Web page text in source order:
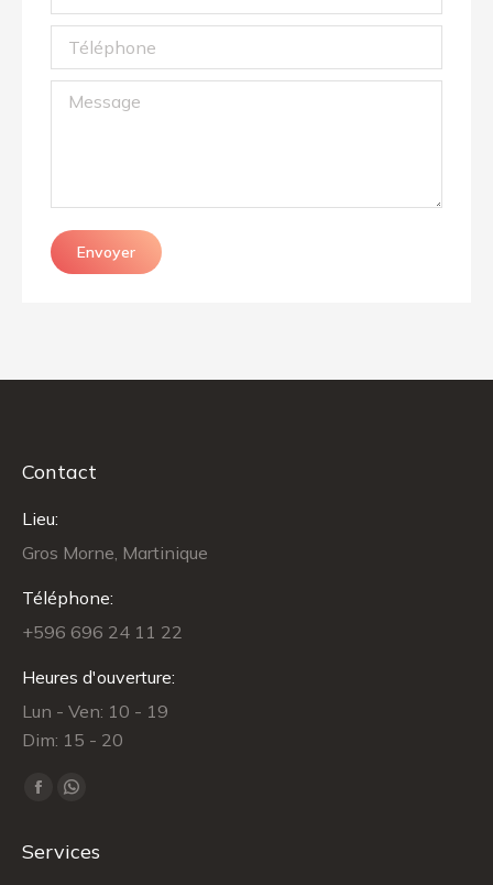
Téléphone
Message
Envoyer
Contact
Lieu:
Gros Morne, Martinique
Téléphone:
+596 696 24 11 22
Heures d'ouverture:
Lun - Ven: 10 - 19
Dim: 15 - 20
Trouvez nous sur :
Facebook
opens
WhatsApp
opens
Services